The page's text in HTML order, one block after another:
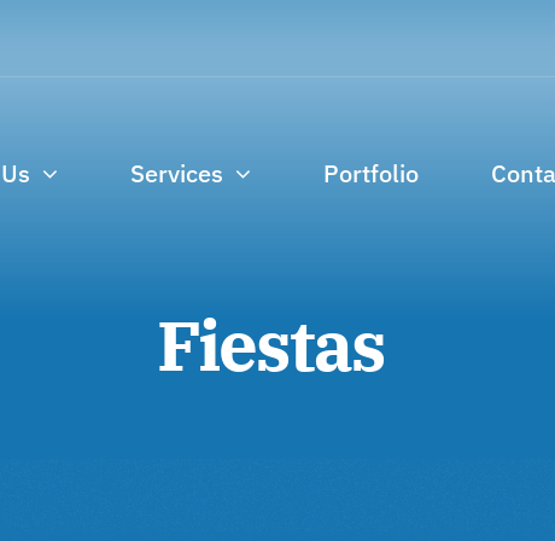
Services Portfolio
Fiestas